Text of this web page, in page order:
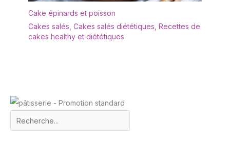
Cake épinards et poisson
Cakes salés Cakes salés diététiques Recettes de
cakes healthy et diététiques